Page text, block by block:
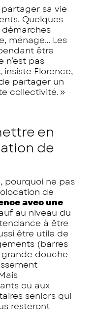
sa vie
Quelques
démarches
ménage… Les
être
n’est pas
Florence,
partager un
collectivité. »
en
de
pourquoi ne pas
de
avec une
au niveau du
à être
être utile de
(barres
douche
ou aux
seniors qui
resteront